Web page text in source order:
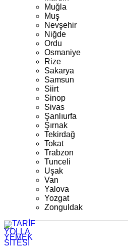
Muğla
Muş
Nevşehir
Niğde
Ordu
Osmaniye
Rize
Sakarya
Samsun
Siirt
Sinop
Sivas
Şanlıurfa
Şırnak
Tekirdağ
Tokat
Trabzon
Tunceli
Uşak
Van
Yalova
Yozgat
Zonguldak